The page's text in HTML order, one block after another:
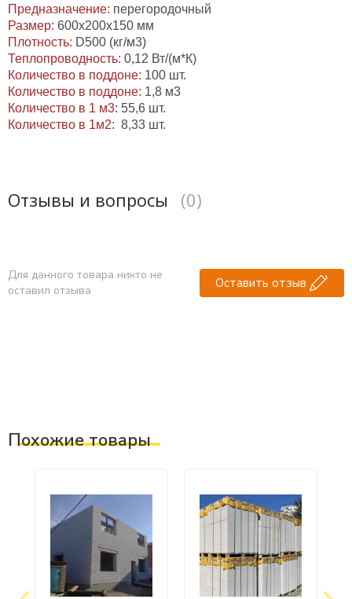
Предназначение: перегородочный
Размер: 600х200х150 мм
Плотность: D500 (кг/м3)
Теплопроводность: 0,12 Вт/(м*К)
Количество в поддоне: 100 шт.
Количество в поддоне: 1,8 м3
Количество в 1 м3: 55,6 шт.
Количество в 1м2: 8,33 шт.
Отзывы и вопросы (0)
Для данного товара никто не
оставил отзыва
Оставить отзыв
Похожие товары